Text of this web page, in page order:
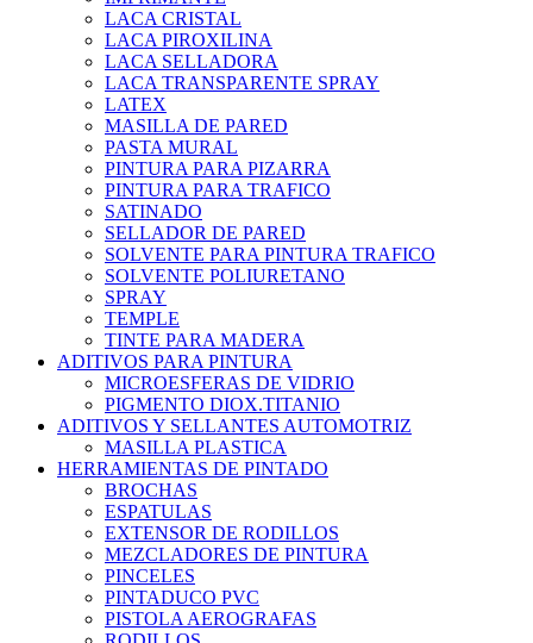
LACA CRISTAL
LACA PIROXILINA
LACA SELLADORA
LACA TRANSPARENTE SPRAY
LATEX
MASILLA DE PARED
PASTA MURAL
PINTURA PARA PIZARRA
PINTURA PARA TRAFICO
SATINADO
SELLADOR DE PARED
SOLVENTE PARA PINTURA TRAFICO
SOLVENTE POLIURETANO
SPRAY
TEMPLE
TINTE PARA MADERA
ADITIVOS PARA PINTURA
MICROESFERAS DE VIDRIO
PIGMENTO DIOX.TITANIO
ADITIVOS Y SELLANTES AUTOMOTRIZ
MASILLA PLASTICA
HERRAMIENTAS DE PINTADO
BROCHAS
ESPATULAS
EXTENSOR DE RODILLOS
MEZCLADORES DE PINTURA
PINCELES
PINTADUCO PVC
PISTOLA AEROGRAFAS